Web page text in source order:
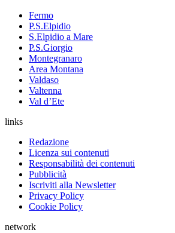
Fermo
P.S.Elpidio
S.Elpidio a Mare
P.S.Giorgio
Montegranaro
Area Montana
Valdaso
Valtenna
Val d’Ete
links
Redazione
Licenza sui contenuti
Responsabilità dei contenuti
Pubblicità
Iscriviti alla Newsletter
Privacy Policy
Cookie Policy
network